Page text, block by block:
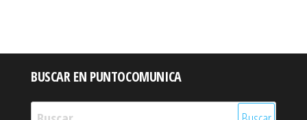
BUSCAR EN PUNTOCOMUNICA
Buscar: